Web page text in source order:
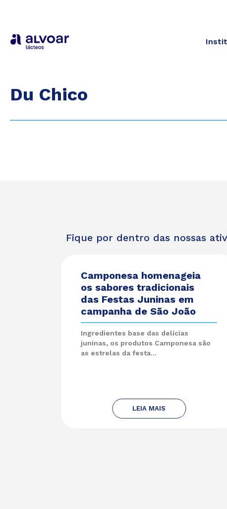
Du Chico
Fique por dentro das nossas
Camponesa homenageia
os sabores tradicionais
das Festas Juninas em
campanha de São João
Ingredientes base das delícias
juninas, os produtos Camponesa são
as estrelas da festa...
LEIA MAIS